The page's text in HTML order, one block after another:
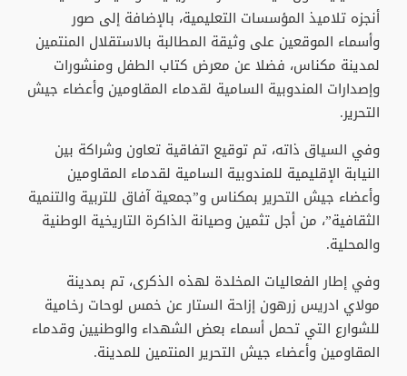
أنجزه تلاميذ المؤسسات التعليمية، بالإضافة إلى صور
وأسماء الموقعين على وثيقة المطالبة بالاستقلال المنتمين
لمدينة مكناس، فضلا عن معرض كتاب الطفل ومنشورات
وإصدارات المندوبية السامية لقدماء المقاومين وأعضاء جيش
التحرير.
وفي السياق ذاته، تم توقيع اتفاقية تعاون وشراكة بين
النيابة الإقليمية للمندوبية السامية لقدماء المقاومين
وأعضاء جيش التحرير بمكناس و”جمعية آفاق للتربية والتنمية
الثقافية”، من أجل تثمين وصيانة الذاكرة التاريخية الوطنية
والمحلية.
وفي إطار الفعاليات المخلدة لهذه الذكرى، تم بمدينة
مولاي ادريس زرهون إزاحة الستار عن خمس لوحات رخامية
للشوارع التي تحمل أسماء بعض الشهداء والوطنيين وقدماء
المقاومين وأعضاء جيش التحرير المنتمين للمدينة.